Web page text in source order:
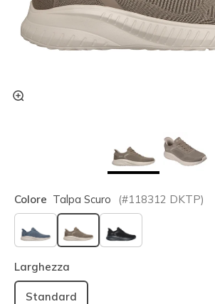
Colore Talpa Scuro (#118312 DKTP)
selezionato
Larghezza
Standard